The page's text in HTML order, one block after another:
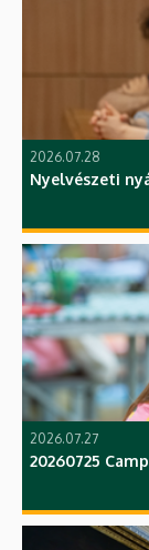
2026.07.28
Nyelvészeti
2026.07.27
20260725